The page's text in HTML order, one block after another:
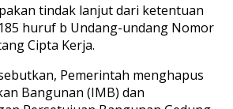
tindak lanjut dari ketentuan
huruf b Undang-undang Nomor
Cipta Kerja.
Pemerintah menghapus
Bangunan (IMB) dan